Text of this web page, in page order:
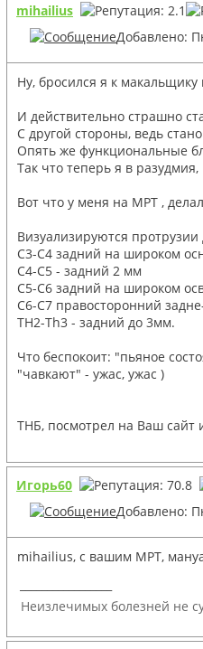
mihailius
Добавлено:
Ну, бросился я к
И действительно страшно
С другой стороны, ведь
Опять же функциональные
Так что теперь я в
Вот что у меня на МРТ ,
Визуализируются
C3-C4 задний на широком
С4-С5 - задний 2 мм
С5-С6 задний на широком
С6-С7 правосторонний
TH2-Th3 - задний до 3мм.
Что беспокоит: "пьяное
"чавкают" - ужас, ужас )
ТНБ, посмотрел на Ваш сайт
Игорь60
Добавлено:
mihailius, с вашим МРТ,
Неизлечимых болезней не